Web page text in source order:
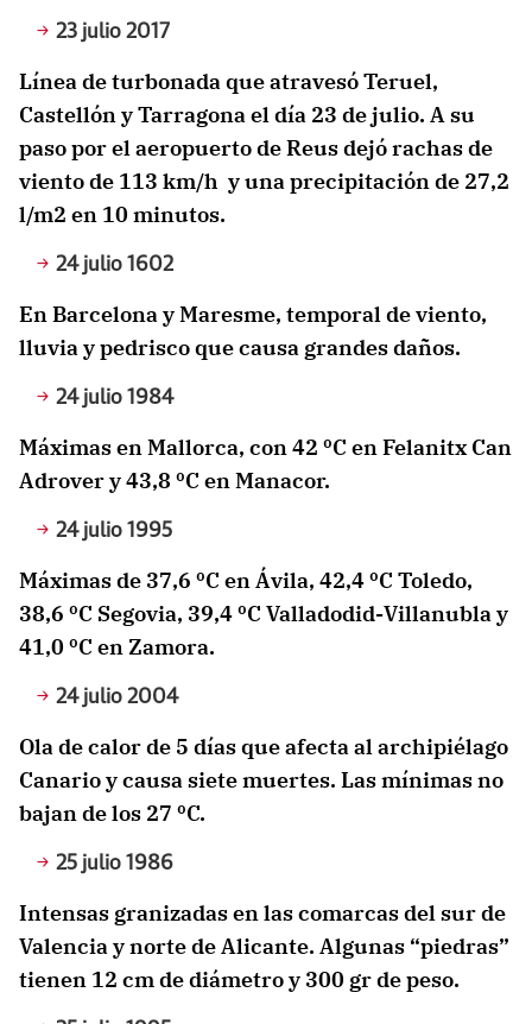
23 julio 2017
Línea de turbonada que atravesó Teruel,
Castellón y Tarragona el día 23 de julio. A su
paso por el aeropuerto de Reus dejó rachas de
viento de 113 km/h y una precipitación de 27,2
l/m2 en 10 minutos.
24 julio 1602
En Barcelona y Maresme, temporal de viento,
lluvia y pedrisco que causa grandes daños.
24 julio 1984
Máximas en Mallorca, con 42 ºC en Felanitx Can
Adrover y 43,8 ºC en Manacor.
24 julio 1995
Máximas de 37,6 ºC en Ávila, 42,4 ºC Toledo,
38,6 ºC Segovia, 39,4 ºC Valladodid-Villanubla y
41,0 ºC en Zamora.
24 julio 2004
Ola de calor de 5 días que afecta al archipiélago
Canario y causa siete muertes. Las mínimas no
bajan de los 27 ºC.
25 julio 1986
Intensas granizadas en las comarcas del sur de
Valencia y norte de Alicante. Algunas “piedras”
tienen 12 cm de diámetro y 300 gr de peso.